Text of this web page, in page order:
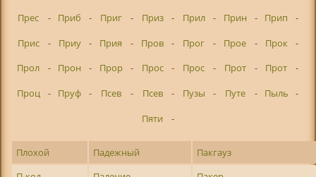
Прес
- Приб - Приг - Приз - Прил - Прин - Прип
-
Прис
- Приу - Прия - Пров - Прог - Прое - Прок
-
Прол
- Прон - Прор - Прос - Прос - Прот - Прот
-
Проц
- Пруф - Псев - Псев - Пузы - Путе - Пыль
-
Пяти
-
Плохой Падежный
Пакгауз